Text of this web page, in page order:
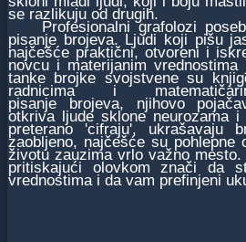
se razlikuju od drugih.
Profesionalni grafolozi
pisanje brojeva. Ljudi koji pišu
najčešće praktični, otvoreni i
novcu i materijanim
tanke brojke svojstvene su
radnicima i
pisanje brojeva, njihovo
otkriva ljude sklone neurozama
preterano 'cifraju', ukrašavaju
zaobljeno, najčešće su pohlepne
životu zauzima vrlo važno
pritiskajući olovkom znači da
vrednostima i da vam prefinjeni